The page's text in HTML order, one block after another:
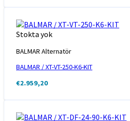
Stokta yok
BALMAR Alternatör
BALMAR / XT-VT-250-K6-KIT
€2.959,20